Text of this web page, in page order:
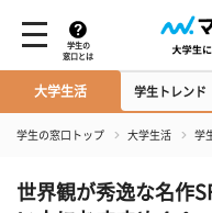
学生の
窓口とは
大学生活 学生トレンド
学生の窓口トップ 大学生活 学
世界観が秀逸な名作